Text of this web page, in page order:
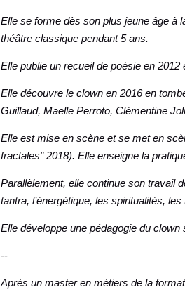
Elle se forme dès son plus jeune âge à
théâtre classique pendant 5 ans.
Elle publie un recueil de poésie en 2012
Elle découvre le clown en 2016 en
Guillaud, Maelle Perroto, Clémentine
Elle est mise en scène et se met en
fractales" 2018). Elle enseigne la
Parallèlement, elle continue son travail
tantra, l’énergétique, les spiritualités,
Elle développe une pédagogie du
--
Après un master en métiers de la